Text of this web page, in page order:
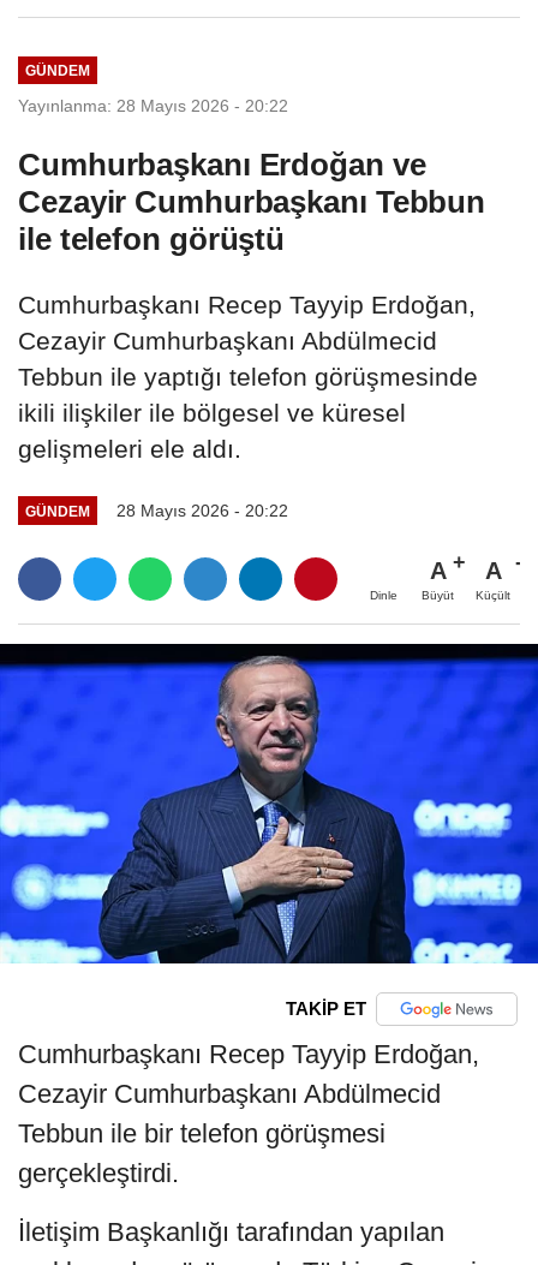
GÜNDEM
Yayınlanma: 28 Mayıs 2026 - 20:22
Cumhurbaşkanı Erdoğan ve
Cezayir Cumhurbaşkanı Tebbun
ile telefon görüştü
Cumhurbaşkanı Recep Tayyip Erdoğan,
Cezayir Cumhurbaşkanı Abdülmecid
Tebbun ile yaptığı telefon görüşmesinde
ikili ilişkiler ile bölgesel ve küresel
gelişmeleri ele aldı.
GÜNDEM 28 Mayıs 2026 - 20:22
Dinle
A
Büyüt
A
Küçült
TAKİP ET
Cumhurbaşkanı Recep Tayyip Erdoğan,
Cezayir Cumhurbaşkanı Abdülmecid
Tebbun ile bir telefon görüşmesi
gerçekleştirdi.
İletişim Başkanlığı tarafından yapılan